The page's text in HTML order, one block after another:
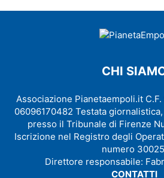
CHI
Associazione Pianetaempoli.it
06096170482 Testata
presso il Tribunale di Firenze
Iscrizione nel Registro degli
numero
Direttore responsabile:
CONTATTI